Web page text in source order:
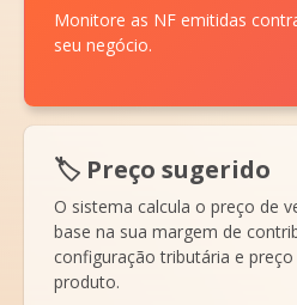
Monitore as NF emitidas
seu negócio.
🏷️ Preço sugerido
O sistema calcula o preço de
base na sua margem de
configuração tributária e
produto.